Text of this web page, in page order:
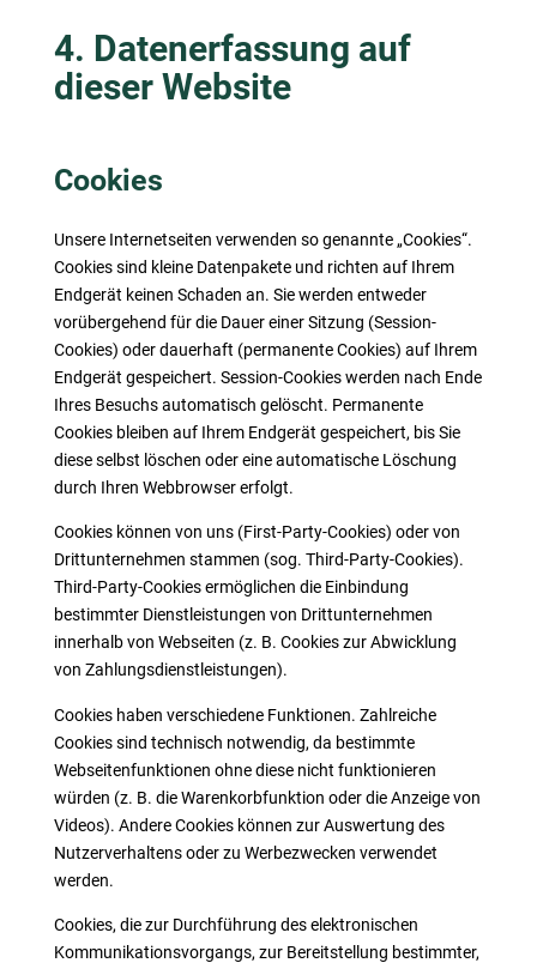
4. Datenerfassung auf
dieser Website
Cookies
Unsere Internetseiten verwenden so genannte „Cookies“.
Cookies sind kleine Datenpakete und richten auf Ihrem
Endgerät keinen Schaden an. Sie werden entweder
vorübergehend für die Dauer einer Sitzung (Session-
Cookies) oder dauerhaft (permanente Cookies) auf Ihrem
Endgerät gespeichert. Session-Cookies werden nach Ende
Ihres Besuchs automatisch gelöscht. Permanente
Cookies bleiben auf Ihrem Endgerät gespeichert, bis Sie
diese selbst löschen oder eine automatische Löschung
durch Ihren Webbrowser erfolgt.
Cookies können von uns (First-Party-Cookies) oder von
Drittunternehmen stammen (sog. Third-Party-Cookies).
Third-Party-Cookies ermöglichen die Einbindung
bestimmter Dienstleistungen von Drittunternehmen
innerhalb von Webseiten (z. B. Cookies zur Abwicklung
von Zahlungsdienstleistungen).
Cookies haben verschiedene Funktionen. Zahlreiche
Cookies sind technisch notwendig, da bestimmte
Webseitenfunktionen ohne diese nicht funktionieren
würden (z. B. die Warenkorbfunktion oder die Anzeige von
Videos). Andere Cookies können zur Auswertung des
Nutzerverhaltens oder zu Werbezwecken verwendet
werden.
Cookies, die zur Durchführung des elektronischen
Kommunikationsvorgangs, zur Bereitstellung bestimmter,